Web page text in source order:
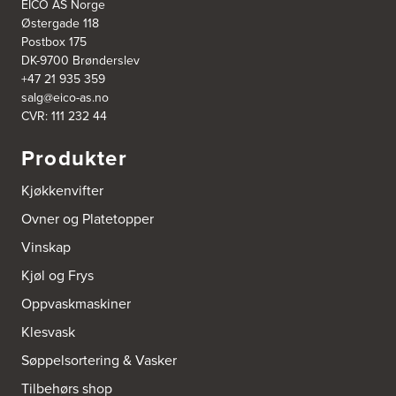
Bodø Kjøkkensenter AS
Sjøgata 34-36
Studio Sigdal Bodø
8006 Bodø
Tel.:75-500250
Boform Kjøkken Oslo AS
Thomas Heftyes Gate 41
0267 Oslo
Tel.:95992151
Bokhylle-Spesialisten AS
3414 Lierstranda
Boligleverandøren Karmøy AS
Postboks 213
4296 Åkrehamn
Tel.:52846090
EICO AS Norge
Østergade 118
Postbox 175
DK-9700 Brønderslev
+47 21 935 359
salg@eico-as.no
CVR: 111 232 44
Produkter
Kjøkkenvifter
Ovner og Platetopper
Vinskap
Kjøl og Frys
Oppvaskmaskiner
Klesvask
Søppelsortering & Vasker
Tilbehørs shop